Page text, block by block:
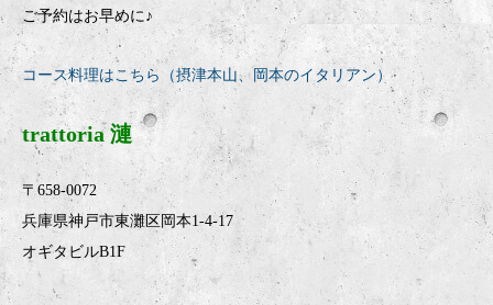
ご予約はお早めに♪
コース料理はこちら（摂津本山、岡本のイタリアン）
trattoria 漣
〒658-0072
兵庫県神戸市東灘区岡本1-4-17
オギタビルB1F